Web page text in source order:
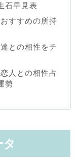
石早見表
すすめの所持
との相性をチ
人との相性占
勢